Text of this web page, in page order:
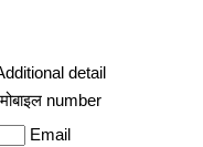
detail
मोबाइल number
Email